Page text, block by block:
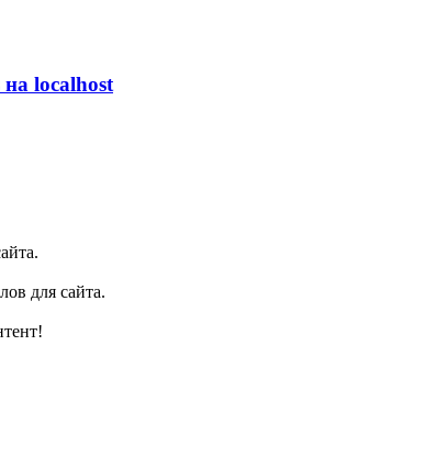
localhost
для сайта.